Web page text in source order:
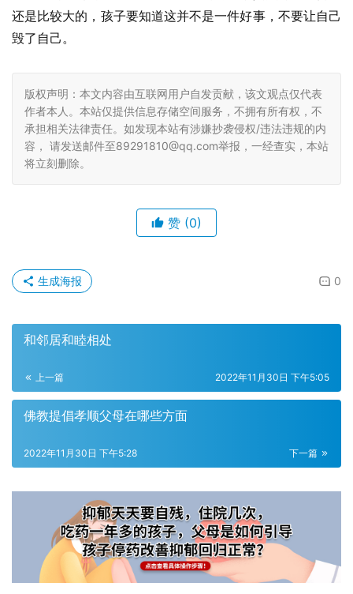
还是比较大的，孩子要知道这并不是一件好事，不要让自己
毁了自己。
版权声明：本文内容由互联网用户自发贡献，该文观点仅代表
作者本人。本站仅提供信息存储空间服务，不拥有所有权，不
承担相关法律责任。如发现本站有涉嫌抄袭侵权/违法违规的内
容， 请发送邮件至89291810@qq.com举报，一经查实，本站
将立刻删除。
赞 (0)
0
生成海报
和邻居和睦相处
上一篇 2022年11月30日 下午5:05
佛教提倡孝顺父母在哪些方面
下一篇
2022年11月30日 下午5:28